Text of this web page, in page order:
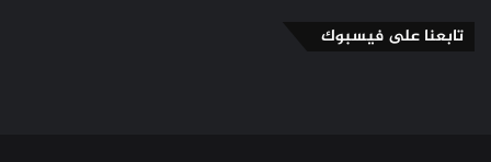
تابعنا على فيسبوك